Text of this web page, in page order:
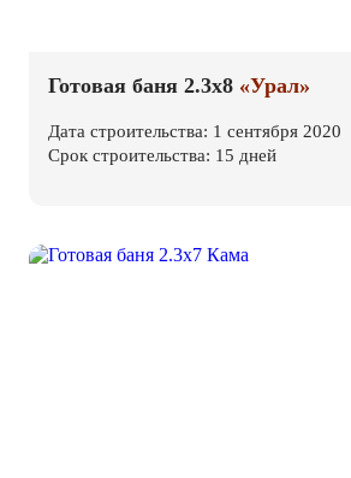
Готовая баня 2.3х8 «Урал»
Дата строительства: 1 сентября 2020
Срок строительства: 15 дней